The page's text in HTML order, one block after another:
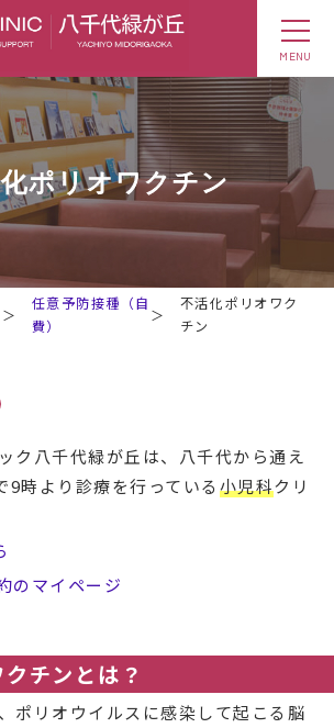
MENU
ポリオワクチン
＞
任意予防接種（自
費）
＞
不活化ポリオワク
チン
ク八千代緑が丘は、八千代から通え
9時より診療を行っている 小児科クリ
のマイページ
チンとは？
ポリオウイルスに感染して起こる脳